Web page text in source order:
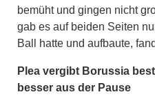
bemüht und gingen nicht
gab es auf beiden Seiten
Ball hatte und aufbaute,
Plea vergibt Borussia
besser aus der Pause